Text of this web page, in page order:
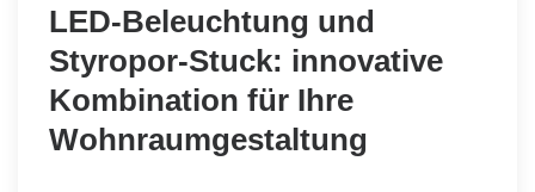
LED-Beleuchtung und
Styropor-Stuck: innovative
Kombination für Ihre
Wohnraumgestaltung